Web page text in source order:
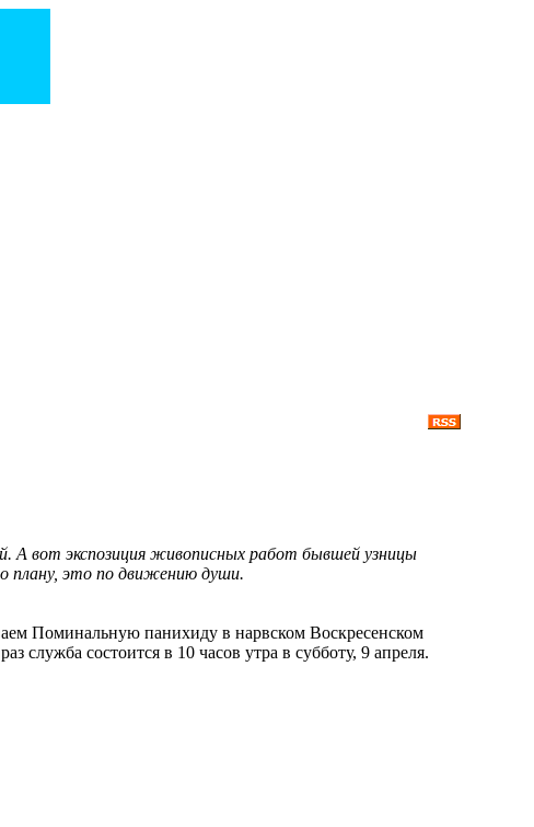
А вот экспозиция живописных работ бывшей узницы
плану, это по движению души.
Поминальную панихиду в нарвском Воскресенском
состоится в 10 часов утра в субботу, 9 апреля.